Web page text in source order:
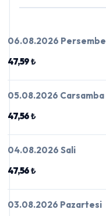
06.08.2026 Persembe
47,59 ₺
05.08.2026 Carsamba
47,56 ₺
04.08.2026 Sali
47,56 ₺
03.08.2026 Pazartesi